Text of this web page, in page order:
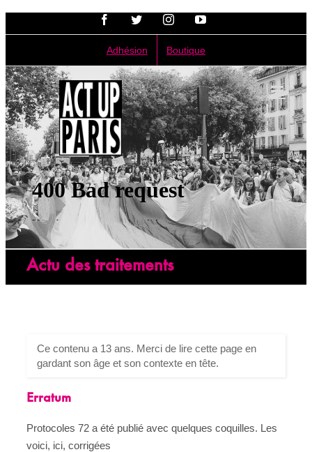
Passer
FacebookTwitterInstagramYouTube
Adhésion Boutique
Actu des traitements
Ce contenu a 13 ans. Merci de lire cette page en
gardant son âge et son contexte en tête.
Erratum
Protocoles 72 a été publié avec quelques coquilles. Les
voici, ici, corrigées